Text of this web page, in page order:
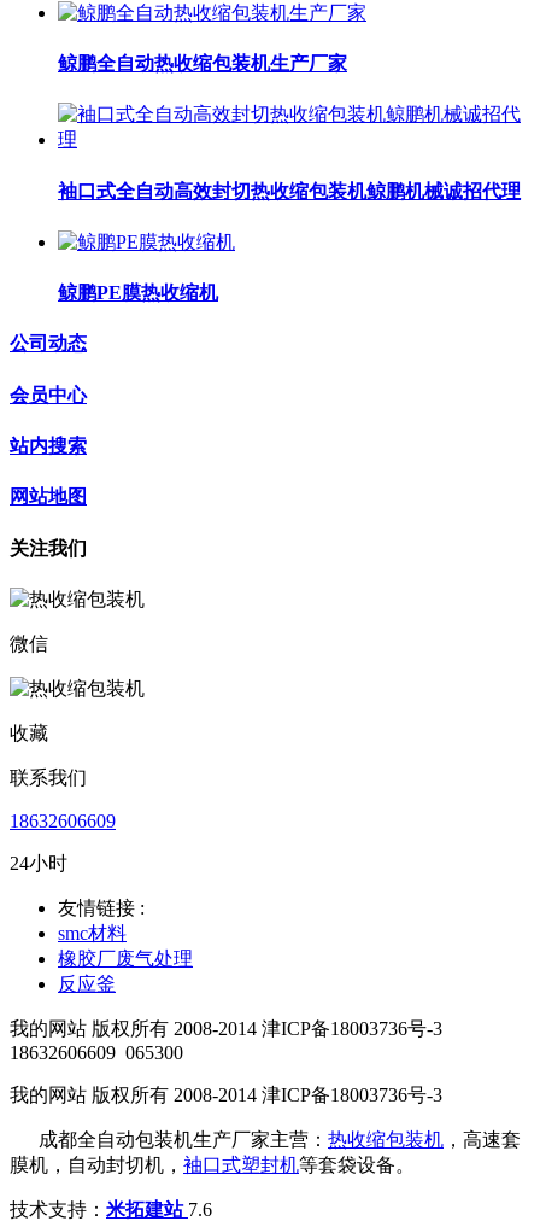
鲸鹏全自动热收缩包装机生产厂家
袖口式全自动高效封切热收缩包装机鲸鹏机械诚招代理
鲸鹏PE膜热收缩机
公司动态
会员中心
站内搜索
网站地图
关注我们
微信
收藏
联系我们
18632606609
24小时
友情链接 :
smc材料
橡胶厂废气处理
反应釜
我的网站 版权所有 2008-2014 津ICP备18003736号-3
18632606609 065300
我的网站 版权所有 2008-2014 津ICP备18003736号-3
成都全自动包装机生产厂家主营： 热收缩包装机 ，高速套
膜机，自动封切机， 袖口式塑封机等套袋设备。
技术支持： 米拓建站 7.6